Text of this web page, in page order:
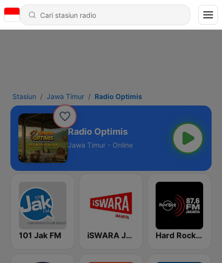
Stasiun Jawa Timur Radio Optimis
Radio Optimis
Jawa Timur - Online
101 Jak FM iSWARA Jakarta Hard Rock FM 87.6 - Jakarta